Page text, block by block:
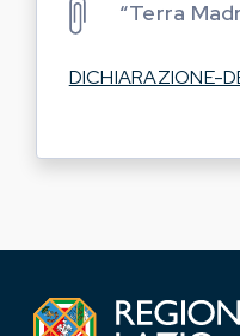
“Terra
DICHIARAZIONE-